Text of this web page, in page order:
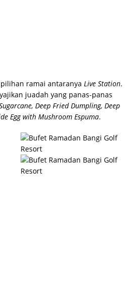
ramai antaranya Live Station.
juadah yang panas-panas
Deep Fried Dumpling, Deep
Egg with Mushroom Espuma.